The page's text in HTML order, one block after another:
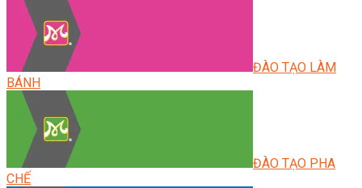
ĐÀO TẠO LÀM
BÁNH
ĐÀO TẠO PHA
CHẾ